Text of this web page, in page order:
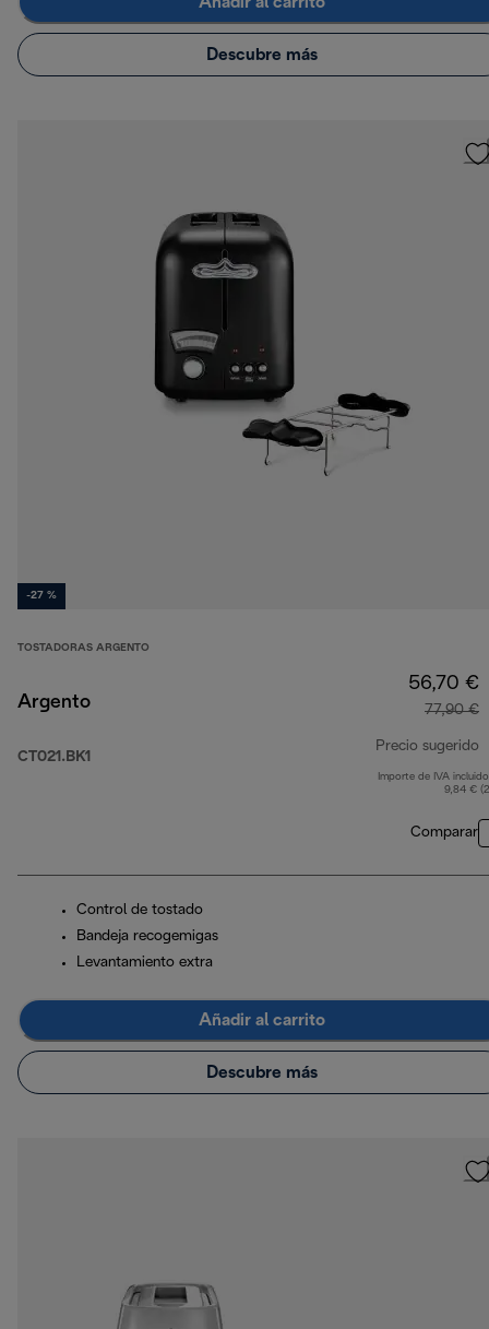
Descubre más
-27 %
TOSTADORAS ARGENTO
Argento
CT021.BK1
56,70 €
77,90 €
Precio sugerido
Importe de IVA
9,84 €
Comparar
Control de tostado
Bandeja recogemigas
Levantamiento extra
Añadir al carrito
Descubre más